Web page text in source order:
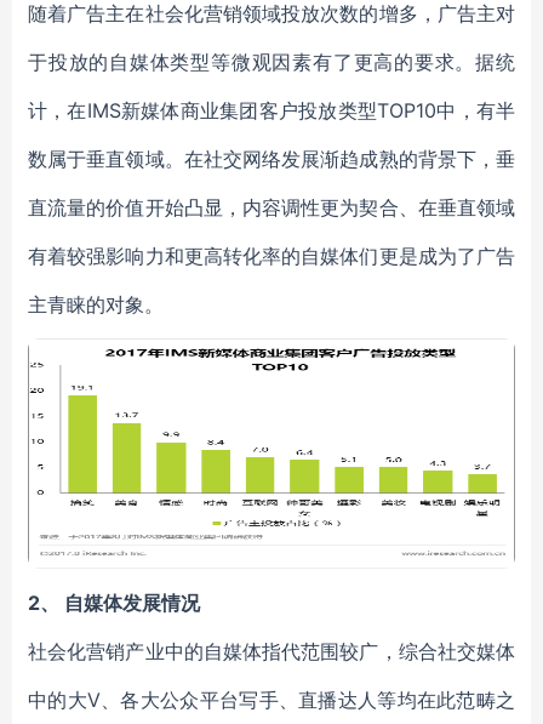
随着广告主在社会化营销领域投放次数的增多，广告主对
于投放的自媒体类型等微观因素有了更高的要求。据统
计，在IMS新媒体商业集团客户投放类型TOP10中，有半
数属于垂直领域。在社交网络发展渐趋成熟的背景下，垂
直流量的价值开始凸显，内容调性更为契合、在垂直领域
有着较强影响力和更高转化率的自媒体们更是成为了广告
主青睐的对象。
2、 自媒体发展情况
社会化营销产业中的自媒体指代范围较广，综合社交媒体
中的大V、各大公众平台写手、直播达人等均在此范畴之